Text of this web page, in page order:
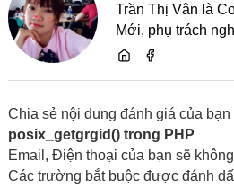
Trần Thị Vân là
Mới, phụ trách
dung và chia sẻ
Chia sẻ nội dung đánh giá của bạn
posix_getgrgid() trong PHP
Email, Điện thoại của bạn sẽ
Các trường bắt buộc được đánh